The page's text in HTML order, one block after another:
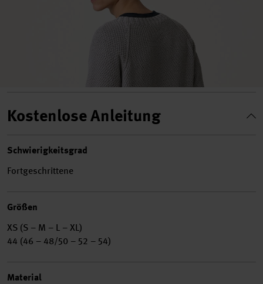
Kostenlose Anleitung
Schwierigkeitsgrad
Fortgeschrittene
Größen
XS (S – M – L – XL)
44 (46 – 48/50 – 52 – 54)
Material